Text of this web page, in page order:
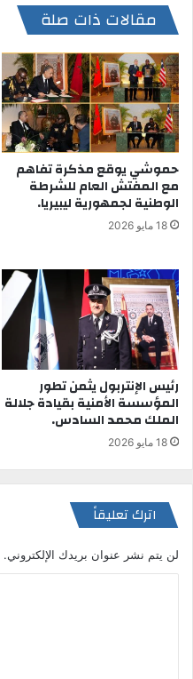
مقالات ذات صلة
حموشي يوقع مذكرة تفاهم
مع المفتش العام للشرطة
الوطنية لجمهورية ليبيريا.
18 مايو 2026
رئيس الإنتربول يثمن تطور
المؤسسة الأمنية بقيادة جلالة
الملك محمد السادس.
18 مايو 2026
اترك تعليقاً
لن يتم نشر عنوان بريدك الإلكتروني.